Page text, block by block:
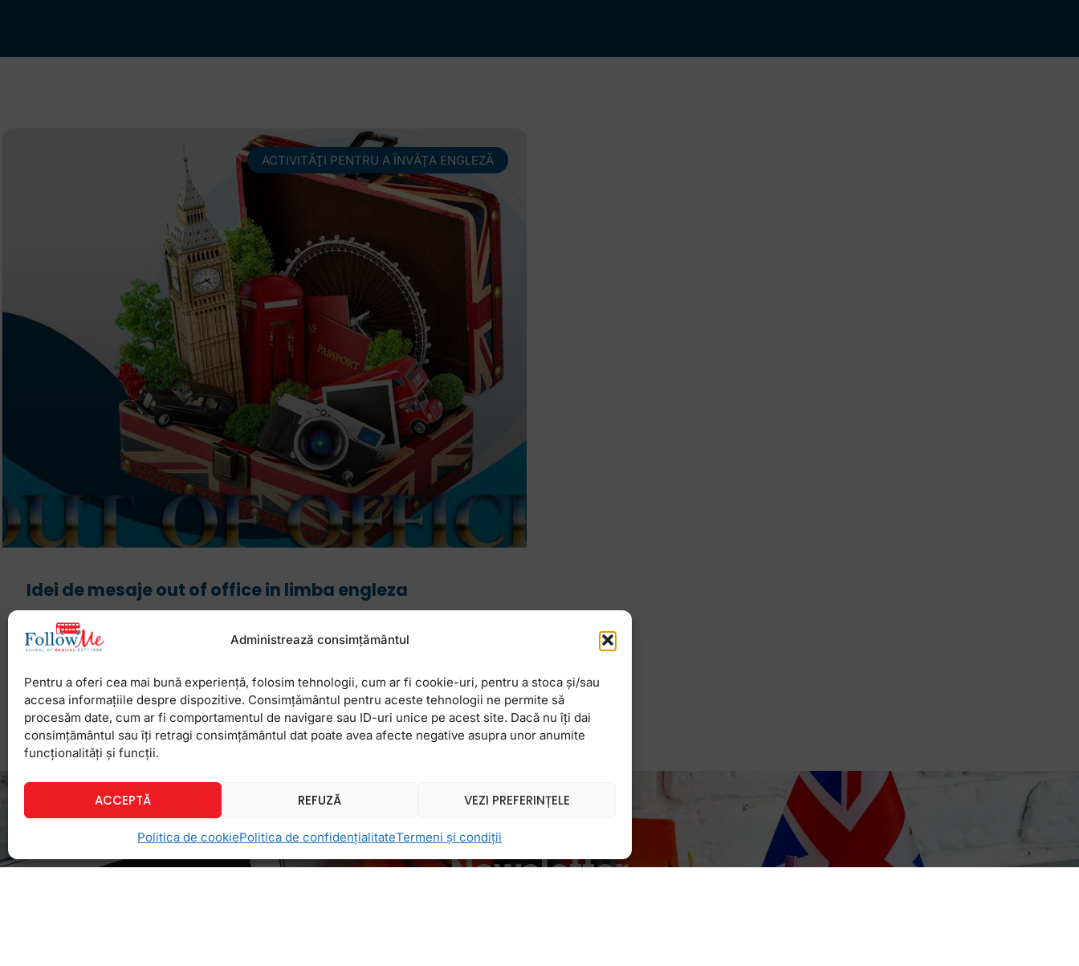
Administrează consimțământul
Pentru a oferi cea mai bună experiență, folosim tehnologii, cum ar fi cookie-uri, pentru a stoca și/sau
accesa informațiile despre dispozitive. Consimțământul pentru aceste tehnologii ne permite să
procesăm date, cum ar fi comportamentul de navigare sau ID-uri unice pe acest site. Dacă nu îți dai
consimțământul sau îți retragi consimțământul dat poate avea afecte negative asupra unor anumite
funcționalități și funcții.
ACCEPTĂ REFUZĂ VEZI PREFERINȚELE
Politica de cookiePolitica de confidențialitateTermeni și condiții
ACTIVITĂŢI PENTRU A ÎNVĂŢA ENGLEZĂ
Idei de mesaje out of office in limba engleza
bifate pe lista ta de pregătiri pentru concediu, practic ești gata să pleci.
18 iunie 2025 Niciun comentariu
Newsletter